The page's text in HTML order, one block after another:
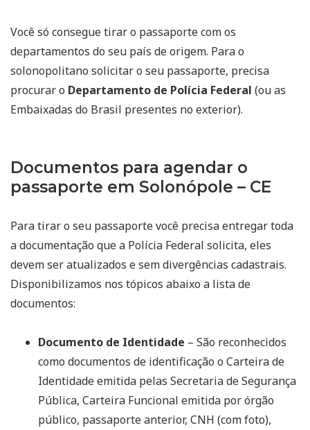
Você só consegue tirar o passaporte com os
departamentos do seu país de origem. Para o
solonopolitano solicitar o seu passaporte, precisa
procurar o Departamento de Polícia Federal (ou as
Embaixadas do Brasil presentes no exterior).
Documentos para agendar o
passaporte em Solonópole – CE
Para tirar o seu passaporte você precisa entregar toda
a documentação que a Polícia Federal solicita, eles
devem ser atualizados e sem divergências cadastrais.
Disponibilizamos nos tópicos abaixo a lista de
documentos:
Documento de Identidade – São reconhecidos
como documentos de identificação o Carteira de
Identidade emitida pelas Secretaria de Segurança
Pública, Carteira Funcional emitida por órgão
público, passaporte anterior, CNH (com foto),